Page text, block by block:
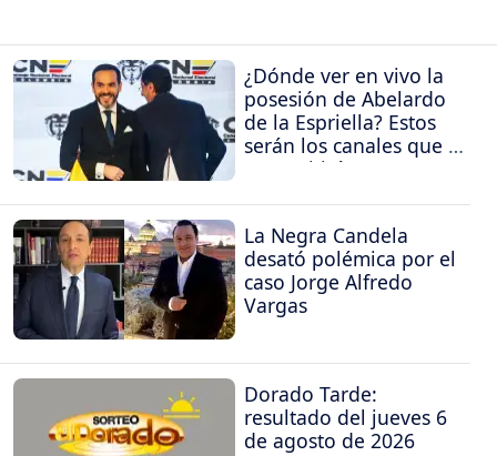
¿Dónde ver en vivo la
posesión de Abelardo
de la Espriella? Estos
serán los canales que la
transmitirán
La Negra Candela
desató polémica por el
caso Jorge Alfredo
Vargas
Dorado Tarde:
resultado del jueves 6
de agosto de 2026